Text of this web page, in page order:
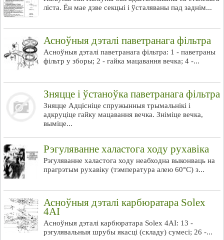
ліста. Ён мае дзве секцыі і ўсталяваны пад заднім...
Асноўныя дэталі паветранага фільтра
Асноўныя дэталі паветранага фільтра: 1 - паветраны
фільтр у зборы; 2 - гайка мацавання вечка; 4 -...
Зняцце і ўстаноўка паветранага фільтра
Зняцце Адцісніце спружынныя трымальнікі і
адкруціце гайку мацавання вечка. Зніміце вечка,
выміце...
Рэгуляванне халастога ходу рухавіка
Рэгуляванне халастога ходу неабходна выконваць на
прагрэтым рухавіку (тэмпература алею 60°C) з...
Асноўныя дэталі карбюратара Solex
4AI
Асноўныя дэталі карбюратара Solex 4AI: 13 -
рэгулявальныя шрубы якасці (складу) сумесі; 26 -...